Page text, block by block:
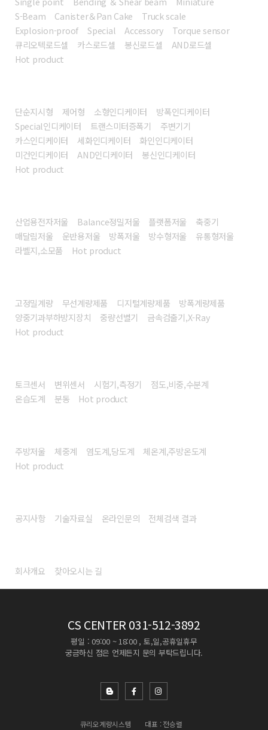
S-Beam
Canister＆Pan Cake
Truck scale
Explosion-proof
Special Accessory
Torque sensor
큐리오텍로드셀
카스로드셀 봉신로드셀
AND로드셀
Hot product
단순지시형 제어형 소형인디케이터
방폭인디케이터
Special인디케이터
트랜스미터증폭기
주변기기
카스인디케이터
세화인디케이터
화인인디케이터
미건인디케이터
AND인디케이터
봉신인디케이터
Hot product
산업용전자저울 Balance정밀저울 플랫폼저울
축중기
매달림저울
운반용저울 방폭저울 방수형저울
유통형저울
라벨지,소모품
Hot product
고정밀계량 무선계량제품 디지털계량제품
방폭계량제품
양중기과부하방지장치
중량선별기
금속검출기,X-Ray
Hot product
토크센서 변위센서 시험기,측정기
점도,비중,수분계
온습도계
분동 Hot product
주방저울 체중계 염도계,당도계
체온계,주방온도계
Hot product
공지사항 기술자료실 온라인문의 전체검색 결과
회사개요 찾아오시는 길
CS CENTER 031-512-3892
평일 : 09:00 ~ 18:00 , 토,일,공휴일휴무
궁금하신 점은 언제든지 문의 부탁드립니다.
큐리오계량시스템 대표 : 전승렬